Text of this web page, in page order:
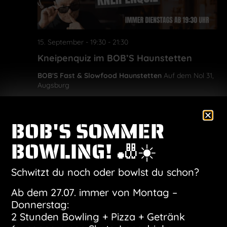
Kneipenquiz im BOB’S Haunstetten
15. September - 19:30- 21:30
BOB'S Fast & Slowfood Haunstetten Auf dem Nol 31,
Augsburg
22
22. September - 19:30-21:30
BOB'S SOMMER
BOWLING! 🎳☀️
Schwitzt du noch oder bowlst du schon?
Ab dem 27.07. immer von Montag –
Donnerstag:
2 Stunden Bowling + Pizza + Getränk